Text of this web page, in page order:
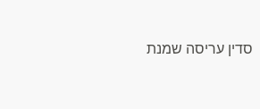
סדין עריסה שמנת